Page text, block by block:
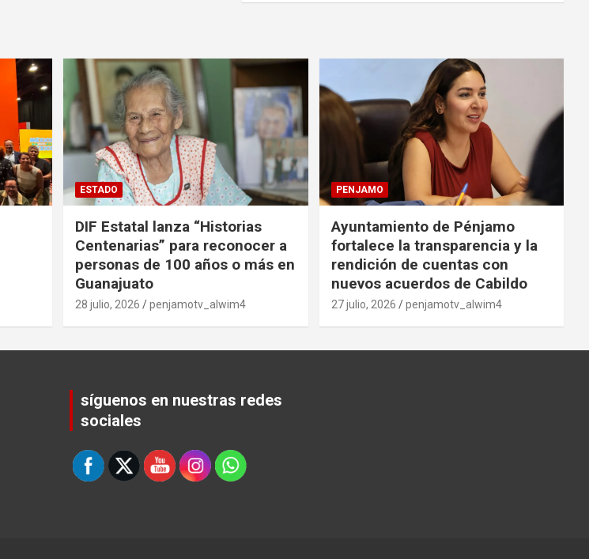
ESTADO
DIF Estatal lanza “Historias
Centenarias” para reconocer a
personas de 100 años o más en
Guanajuato
28 julio, 2026 penjamotv_alwim4
PENJAMO
Ayuntamiento de Pénjamo
fortalece la transparencia y la
rendición de cuentas con
nuevos acuerdos de Cabildo
27 julio, 2026 penjamotv_alwim4
síguenos en nuestras redes
socialesSet Youtube Channel ID